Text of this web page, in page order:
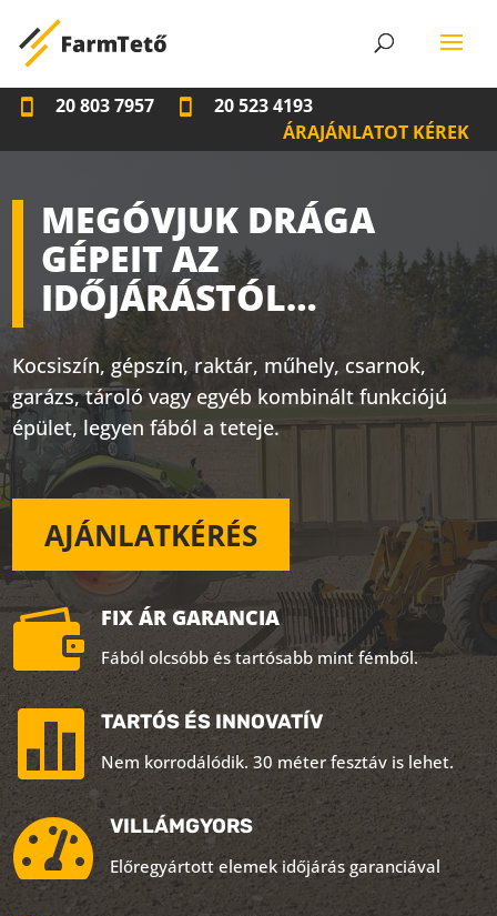
20 803 7957
20 523 4193
ÁRAJÁNLATOT KÉREK
MEGÓVJUK DRÁGA
GÉPEIT AZ
IDŐJÁRÁSTÓL…
Kocsiszín, gépszín, raktár, műhely, csarnok,
garázs, tároló vagy egyéb kombinált funkciójú
épület, legyen fából a teteje.
AJÁNLATKÉRÉS
 FIX ÁR GARANCIA
Fából olcsóbb és tartósabb mint fémből.
 TARTÓS ÉS INNOVATÍV
Nem korrodálódik. 30 méter fesztáv is lehet.
 VILLÁMGYORS
Előregyártott elemek időjárás garanciával